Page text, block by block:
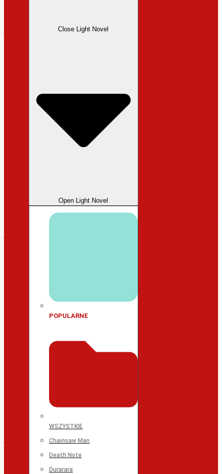
Close Light Novel
Open Light Novel
POPULARNE
WSZYSTKIE
Chainsaw Man
Death Note
Durarara